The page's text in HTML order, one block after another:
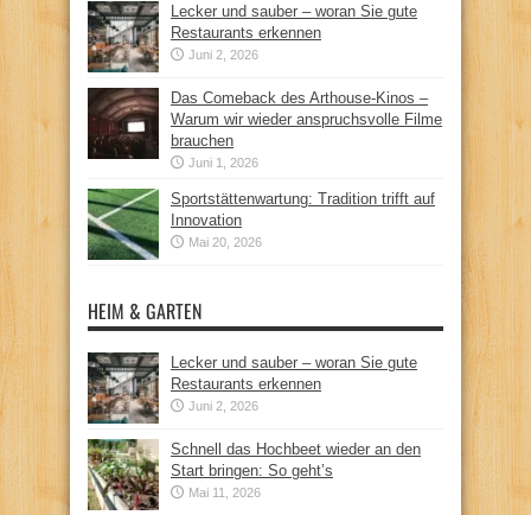
Lecker und sauber – woran Sie gute
Restaurants erkennen
Juni 2, 2026
Das Comeback des Arthouse-Kinos –
Warum wir wieder anspruchsvolle Filme
brauchen
Juni 1, 2026
Sportstättenwartung: Tradition trifft auf
Innovation
Mai 20, 2026
HEIM & GARTEN
Lecker und sauber – woran Sie gute
Restaurants erkennen
Juni 2, 2026
Schnell das Hochbeet wieder an den
Start bringen: So geht’s
Mai 11, 2026